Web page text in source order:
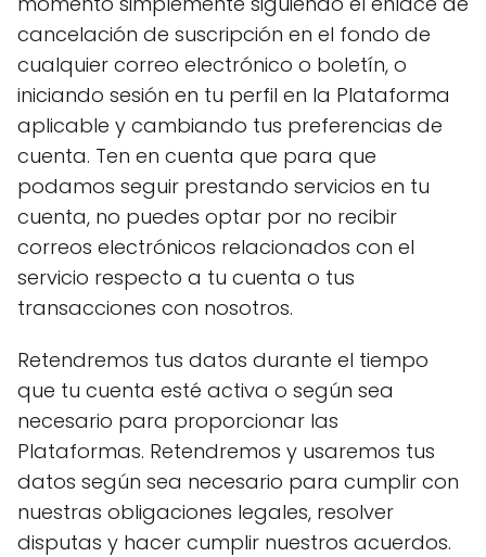
cancelación de suscripción en el fondo de
cualquier correo electrónico o boletín, o
iniciando sesión en tu perfil en la Plataforma
aplicable y cambiando tus preferencias de
cuenta. Ten en cuenta que para que
podamos seguir prestando servicios en tu
cuenta, no puedes optar por no recibir
correos electrónicos relacionados con el
servicio respecto a tu cuenta o tus
transacciones con nosotros.
Retendremos tus datos durante el tiempo
que tu cuenta esté activa o según sea
necesario para proporcionar las
Plataformas. Retendremos y usaremos tus
datos según sea necesario para cumplir con
nuestras obligaciones legales, resolver
disputas y hacer cumplir nuestros acuerdos.